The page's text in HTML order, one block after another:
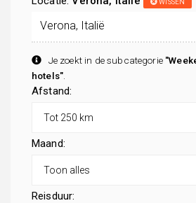
Je zoekt in de subcategorie
hotels"
Afstand:
Maand:
Reisduur: